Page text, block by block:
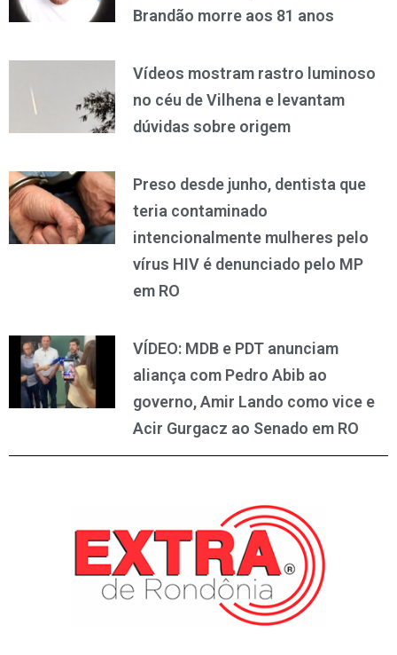
Brandão morre aos 81 anos
Vídeos mostram rastro luminoso
no céu de Vilhena e levantam
dúvidas sobre origem
Preso desde junho, dentista que
teria contaminado
intencionalmente mulheres pelo
vírus HIV é denunciado pelo MP
em RO
VÍDEO: MDB e PDT anunciam
aliança com Pedro Abib ao
governo, Amir Lando como vice e
Acir Gurgacz ao Senado em RO